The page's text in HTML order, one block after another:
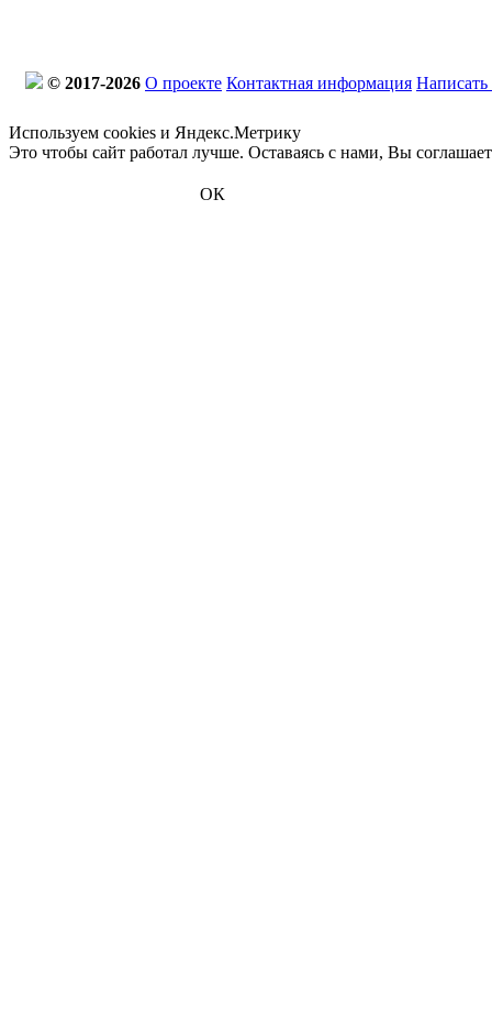
© 2017-2026 О проекте Контактная информация
Используем cookies и Яндекс.Метрику
Это чтобы сайт работал лучше. Оставаясь с нами, Вы
ОК